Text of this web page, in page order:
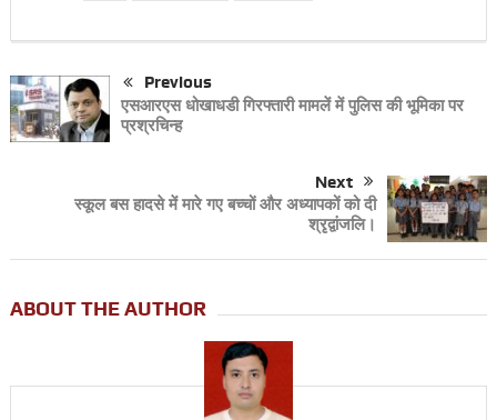
Previous
एसआरएस धोखाधडी गिरफ्तारी मामलें में पुलिस की भूमिका पर
प्रश्रचिन्ह
Next
स्कूल बस हादसे में मारे गए बच्चों और अध्यापकों को दी
श्रृद्वांजलि।
ABOUT THE AUTHOR